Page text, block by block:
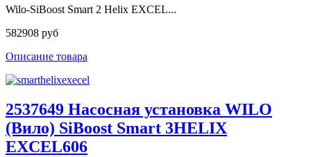
Wilo-SiBoost Smart 2 Helix EXCEL...
582908 руб
Описание товара
2537649 Насосная установка WILO
(Вило) SiBoost Smart 3HELIX
EXCEL606